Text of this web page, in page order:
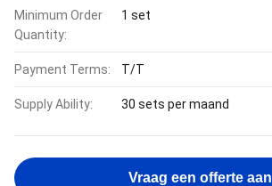
Minimum Order
Quantity:
1 set
Payment Terms: T/T
Supply Ability: 30 sets per maand
Vraag een offerte aan